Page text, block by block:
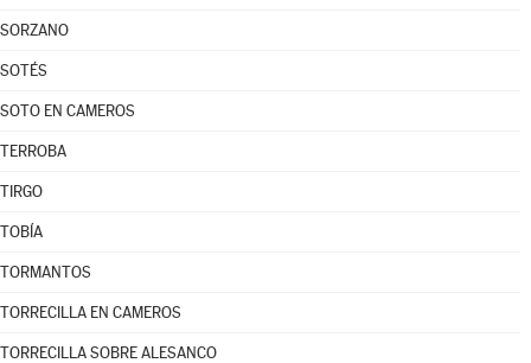
SORZANO
SOTÉS
SOTO EN CAMEROS
TERROBA
TIRGO
TOBÍA
TORMANTOS
TORRECILLA EN CAMEROS
TORRECILLA SOBRE ALESANCO